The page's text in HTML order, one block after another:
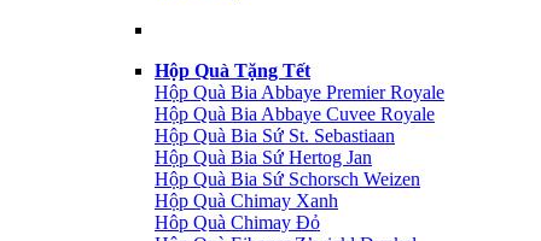
Hộp Quà Tặng Tết
Hộp Quà Bia Abbaye Premier Royale
Hộp Quà Bia Abbaye Cuvee Royale
Hộp Quà Bia Sứ St. Sebastiaan
Hộp Quà Bia Sứ Hertog Jan
Hộp Quà Bia Sứ Schorsch Weizen
Hộp Quà Chimay Xanh
Hôp Quà Chimay Đỏ